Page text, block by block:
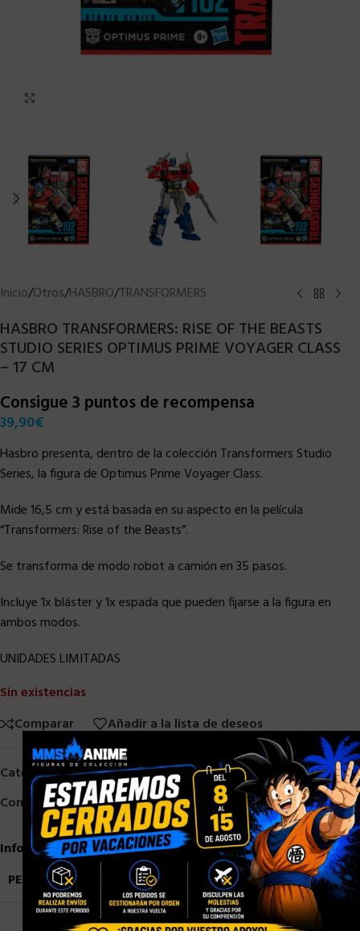
Inicio/Otros/HASBRO/TRANSFORMERS
HASBRO TRANSFORMERS: RISE OF THE BEASTS
STUDIO SERIES OPTIMUS PRIME VOYAGER CLASS
– 17 CM
Consigue 3 puntos de recompensa
39,90€
Hasbro presenta, dentro de la colección Transformers Studio
Series, la figura de Optimus Prime Voyager Class.
Mide 16,5 cm y está basada en su aspecto en la película
“Transformers: Rise of the Beasts”.
Se transforma de modo robot a camión en 35 pasos.
Incluye 1x bláster y 1x espada que pueden fijarse a la figura en
ambos modos.
UNIDADES LIMITADAS
Sin existencias
Comparar
Añadir a la lista de deseos
Categorías:HASBRO,TRANSFORMERS
Compartir:
Información adicional
PESO
0,9 kg
×